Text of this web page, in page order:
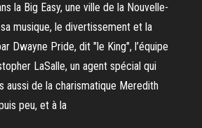
la Big Easy, une ville de la Nouvelle-
musique, le divertissement et la
Dwayne Pride, dit "le King", l’équipe
LaSalle, un agent spécial qui
aussi de la charismatique Meredith
peu, et à la